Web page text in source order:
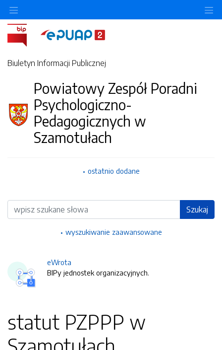
Biuletyn Informacji Publicznej
Powiatowy Zespół Poradni
Psychologiczno-
Pedagogicznych w
Szamotułach
ostatnio dodane
Wyszukiwarka Szukaj
wyszukiwanie zaawansowane
eWrota
BIPy jednostek organizacyjnych.
statut PZPPP w